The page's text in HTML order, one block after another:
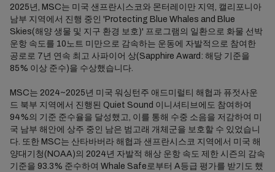
2025년, MSC는 미국 샌프란시스코와 몬터레이만 지역, 캘리포니아
남부 지역에서 진행 중인 'Protecting Blue Whales and Blue
Skies(해양 생물 및 지구 환경 보호)' 프로그램의 일환으로 화물 선박
운항 속도를 10노트 미만으로 감속하는 운동에 자발적으로 참여한
공로로 7년 연속 최고 사파이어 상(Sapphire Award: 해당 기준을
85% 이상 준수)을 수상했습니다.
MSC는 2024~2025년 미국 워싱턴주 애드미럴티 해협과 퓨젓사운
드 북부 지역에서 진행된 Quiet Sound 이니셔티브에도 참여하여
94%의 기준 준수율을 달성했고, 이를 통해 수중 소음을 저감하여 미
국 남부 해안에 상주 중인 남은 범고래 개체군을 보호할 수 있었습니
다. 또한 MSC는 산타바버라 해협과 샌프란시스코 지역에서 미국 해
양대기청(NOAA)의 2024년 자발적 해상 운항 속도 제한 시즌의 감속
기준을 93.3% 준수하여 Whale Safe로부터 A등급 평가를 받기도 했